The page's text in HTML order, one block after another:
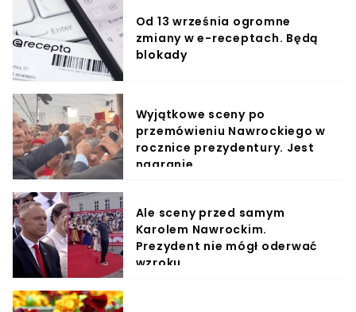
Od 13 września ogromne
zmiany w e-receptach. Będą
blokady
Wyjątkowe sceny po
przemówieniu Nawrockiego w
rocznice prezydentury. Jest
nagranie
Ale sceny przed samym
Karolem Nawrockim.
Prezydent nie mógł oderwać
wzroku